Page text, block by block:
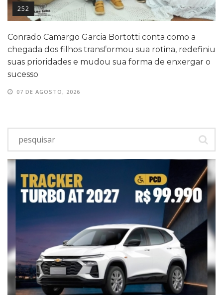
252
Conrado Camargo Garcia Bortotti conta como a
chegada dos filhos transformou sua rotina, redefiniu
suas prioridades e mudou sua forma de enxergar o
sucesso
07 DE AGOSTO, 2026